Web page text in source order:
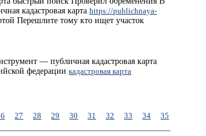
кадастровая картаhttps://publichnaya-
Перешлите тому кто ищет участок
— публичная кадастровая карта
федерациикадастровая карта
27 28 29 30 31 32 33 34 35